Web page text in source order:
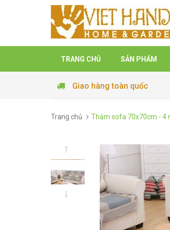
TRANG CHỦ SẢN PHẨM
Giao hàng toàn quốc
Trang chủ Thảm sofa 70x70cm - 4